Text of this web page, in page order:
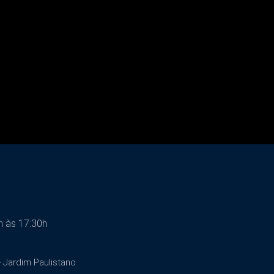
às 17:30h
Jardim Paulistano